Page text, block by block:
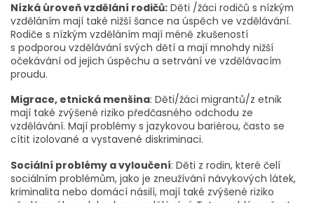
Nízká úroveň vzdělání rodičů: Děti /žáci rodičů s nízkým
vzděláním mají také nižší šance na úspěch ve vzdělávání.
Rodiče s nízkým vzděláním mají méně zkušeností
s podporou vzdělávání svých dětí a mají mnohdy nižší
očekávání od jejich úspěchu a setrvání ve vzdělávacím
proudu.
Migrace, etnická menšina: Děti/žáci migrantů/z etnik
mají také zvýšené riziko předčasného odchodu ze
vzdělávání. Mají problémy s jazykovou bariérou, často se
cítit izolované a vystavené diskriminaci.
Sociální problémy a vyloučení: Děti z rodin, které čelí
sociálním problémům, jako je zneužívání návykových látek,
kriminalita nebo domácí násilí, mají také zvýšené riziko